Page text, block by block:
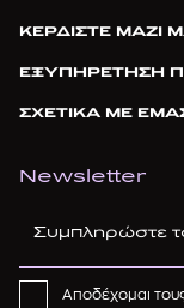
ΚΕΡΔΙΣΤΕ ΜΑΖΙ
ΕΞΥΠΗΡΕΤΗΣΗ
ΣΧΕΤΙΚΑ ΜΕ
Newsletter
Αποδέχομαι